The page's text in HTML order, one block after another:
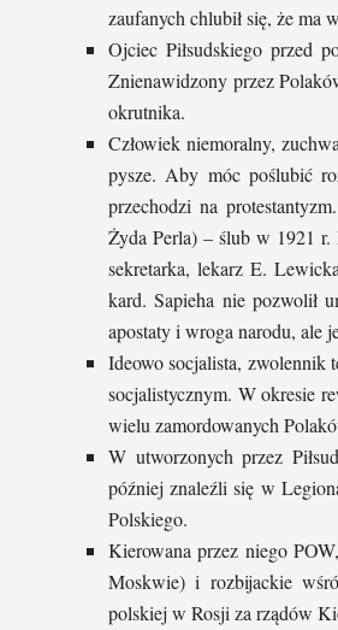
zaufanych chlubił się, że ma
Ojciec Piłsudskiego przed
Znienawidzony przez
okrutnika.
Człowiek niemoralny,
pysze. Aby móc poślubić
przechodzi na
Żyda Perla) – ślub w 1921 r.
sekretarka, lekarz E.
kard. Sapieha nie pozwolił
apostaty i wroga narodu, ale
Ideowo socjalista, zwolennik
socjalistycznym. W okresie
wielu zamordowanych
W utworzonych przez
później znaleźli się w
Polskiego.
Kierowana przez niego
Moskwie) i rozbijackie
polskiej w Rosji za rządów